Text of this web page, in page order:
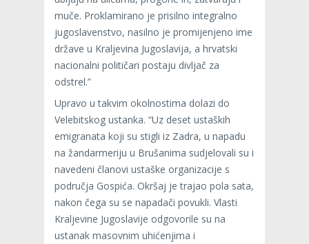
muče. Proklamirano je prisilno integralno
jugoslavenstvo, nasilno je promijenjeno ime
države u Kraljevina Jugoslavija, a hrvatski
nacionalni političari postaju divljač za
odstrel.”
Upravo u takvim okolnostima dolazi do
Velebitskog ustanka. “Uz deset ustaških
emigranata koji su stigli iz Zadra, u napadu
na žandarmeriju u Brušanima sudjelovali su i
navedeni članovi ustaške organizacije s
područja Gospića. Okršaj je trajao pola sata,
nakon čega su se napadači povukli. Vlasti
Kraljevine Jugoslavije odgovorile su na
ustanak masovnim uhićenjima i